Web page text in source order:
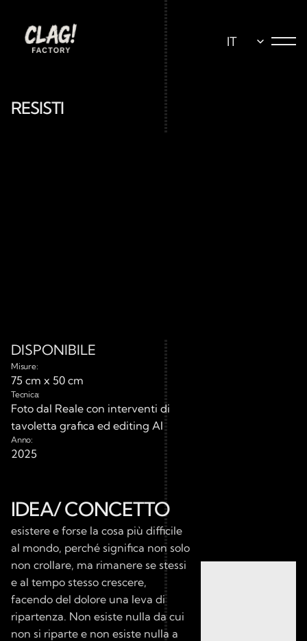
IT
RESISTI
DISPONIBILE
Misure:
75 cm x 50 cm
Tecnica:
Foto dal Reale con interventi di
tavoletta grafica ed editing AI
Anno:
2025
IDEA/ CONCETTO
esistere e forse la cosa più difficile
al mondo, perché significa non solo
non crollare, ma rimanere se stessi
e al tempo stesso crescere,
facendo del dolore una leva di
ripartenza. Non esiste nulla da cui
non si riparte e non esiste nulla a